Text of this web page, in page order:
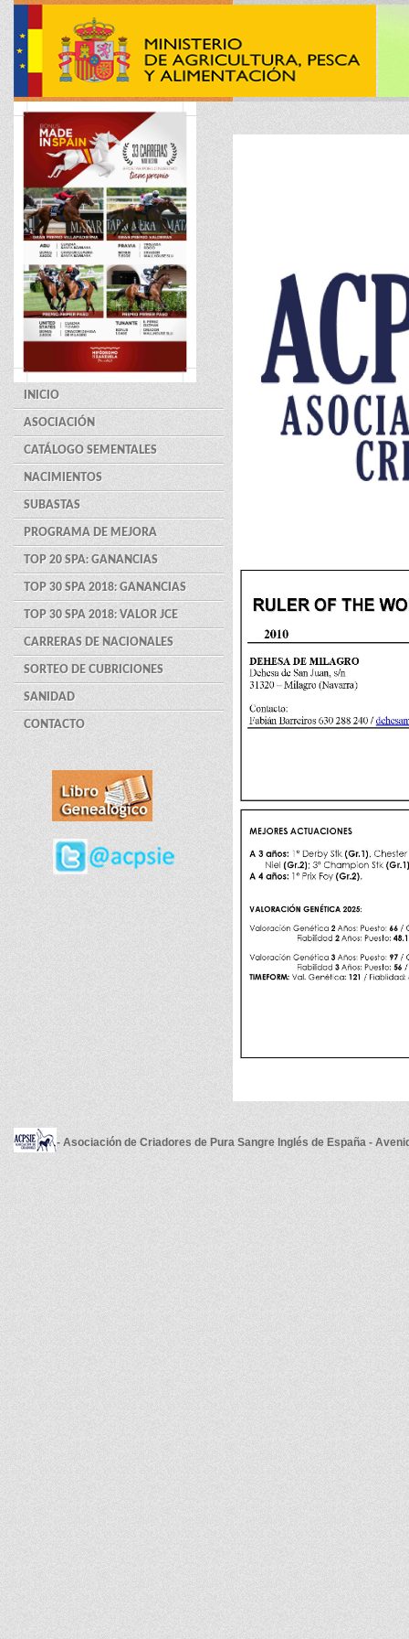
INICIO
ASOCIACIÓN
CATÁLOGO SEMENTALES
NACIMIENTOS
SUBASTAS
PROGRAMA DE MEJORA
TOP 20 SPA: GANANCIAS
TOP 30 SPA 2018: GANANCIAS
TOP 30 SPA 2018: VALOR JCE
CARRERAS DE NACIONALES
SORTEO DE CUBRICIONES
SANIDAD
CONTACTO
- Asociación de Criadores de Pura Sangre Inglés de España -